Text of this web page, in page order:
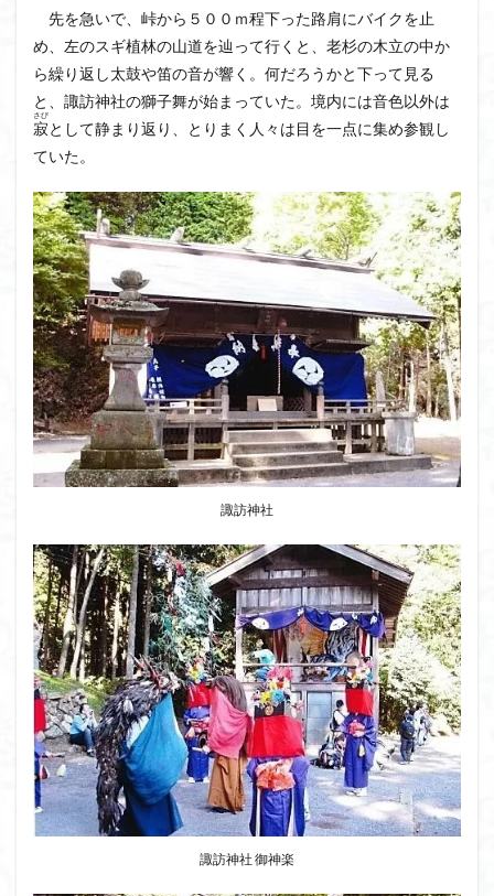
先を急いで、峠から５００ｍ程下った路肩にバイクを止
め、左のスギ植林の山道を辿って行くと、老杉の木立の中か
ら繰り返し太鼓や笛の音が響く。何だろうかと下って見る
と、諏訪神社の獅子舞が始まっていた。境内には音色以外は
寂
さび
として静まり返り、とりまく人々は目を一点に集め参観し
ていた。
諏訪神社
諏訪神社 御神楽
大桁山
大札山 大指山 大平山
大峰沼
十国峠
北海道 三毳山山麓
中信州
人名山
京都府 五百羅漢
二等三角点
二本木峠
事前準備 久慈山地 丹沢
丸山
中津川市
中央アルプス
両神神社奥社 伊勢
世界遺産
下北半島
上越 上州 上信越
三重県
三角点
三湖
三浦富士
三浦半島最高峰
三浦半島
三河
今別町
伊吹山地 北杜市郊外
八溝川湧水群
北日高
北区 北八ヶ岳山麓
北伊豆
北アルプス
前日光 前山
利根
初心者向け
初心者 冬桜 冠ヶ岳
兵庫県
八風山
八海山 伊豆
八国山
信濃川上
佐野峠 佐野 佐竹寺
低山
伊香保温泉
伊豆大島 黒ブナ
検索